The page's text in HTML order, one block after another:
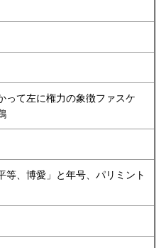
って左に権力の象徴ファスケ
等、博愛」と年号、パリミント